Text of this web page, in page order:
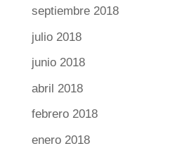
septiembre 2018
julio 2018
junio 2018
abril 2018
febrero 2018
enero 2018